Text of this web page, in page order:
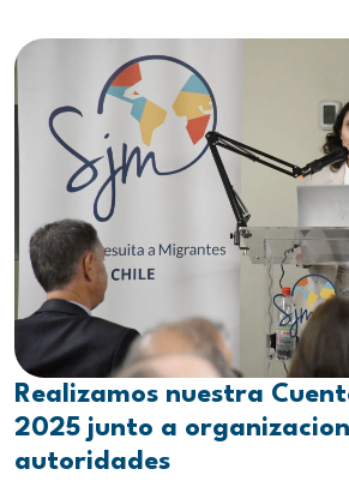
Realizamos nuestra
2025 junto a
autoridades